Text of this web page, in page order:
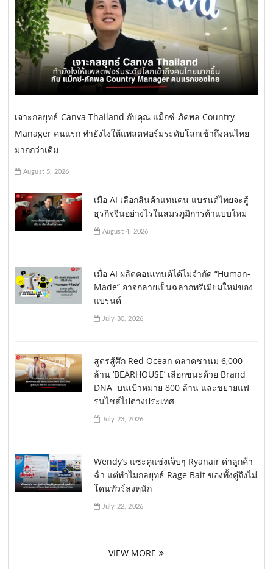
เจาะกลยุทธ์ Canva Thailand กับคุณ แม็กซ์-ภัคพล Country
Manager คนแรก ทำยังไงให้แพลตฟอร์มระดับโลกเข้าถึงคนไทย
มากกว่าเดิม
August 5, 2026
เมื่อ AI เลือกสินค้าแทนคน แบรนด์ไทยจะสู้
ธุรกิจจีนอย่างไรในสมรภูมิการค้าแบบใหม่
August 4, 2026
เมื่อ AI ผลิตคอนเทนต์ได้ไม่จำกัด “Human-
Made” อาจกลายเป็นฉลากพรีเมียมใหม่ของ
แบรนด์
July 30, 2026
สูตรสู้ศึก Red Ocean ตลาดชานม 6,000
ล้าน ‘BEARHOUSE’ เลือกชนะด้วย Brand
DNA บนเป้าหมาย 800 ล้าน และขยายแฟ
รนไชส์ไปต่างประเทศ
July 23, 2026
Wendy’s แซะคู่แข่งเจ็บๆ Ryanair ด่าลูกค้า
ฉ่ำ แต่ทำไมกลยุทธ์ Rage Bait ของทั้งคู่ถึงไม่
โดนทัวร์ลงหนัก
July 22, 2026
VIEW MORE